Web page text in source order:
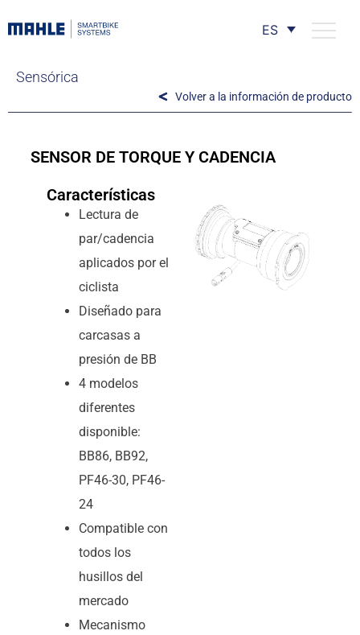
ES
Sensórica
Volver a la información de producto
SENSOR DE TORQUE Y CADENCIA
Características
Lectura de
par/cadencia
aplicados por el
ciclista
Diseñado para
carcasas a
presión de BB
4 modelos
diferentes
disponible:
BB86, BB92,
PF46-30, PF46-
24
Compatible con
todos los
husillos del
mercado
Mecanismo